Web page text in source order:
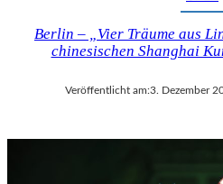
Berlin – „Vier Träume aus
chinesischen Shanghai
Veröffentlicht am:3. Dezember